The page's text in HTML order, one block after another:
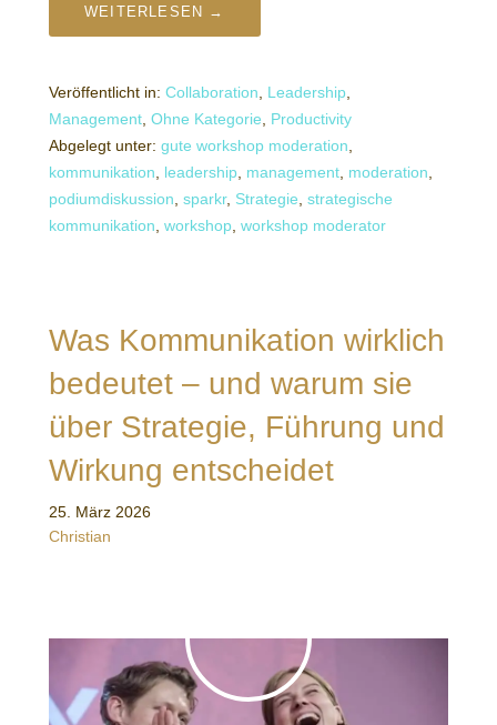
WEITERLESEN →
Veröffentlicht in: Collaboration, Leadership,
Management, Ohne Kategorie, Productivity
Abgelegt unter: gute workshop moderation,
kommunikation, leadership, management, moderation,
podiumdiskussion, sparkr, Strategie, strategische
kommunikation, workshop, workshop moderator
Was Kommunikation wirklich
bedeutet – und warum sie
über Strategie, Führung und
Wirkung entscheidet
25. März 2026
Christian